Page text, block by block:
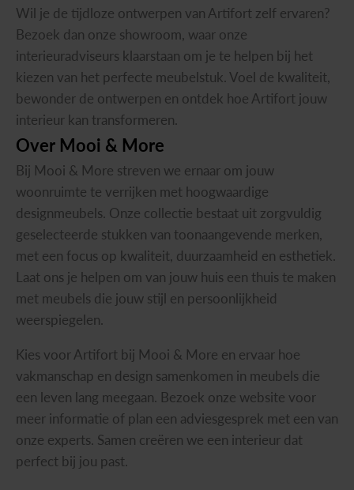
Wil je de tijdloze ontwerpen van Artifort zelf ervaren?
Bezoek dan onze showroom, waar onze
interieuradviseurs klaarstaan om je te helpen bij het
kiezen van het perfecte meubelstuk. Voel de kwaliteit,
bewonder de ontwerpen en ontdek hoe Artifort jouw
interieur kan transformeren.
Over Mooi & More
Bij Mooi & More streven we ernaar om jouw
woonruimte te verrijken met hoogwaardige
designmeubels. Onze collectie bestaat uit zorgvuldig
geselecteerde stukken van toonaangevende merken,
met een focus op kwaliteit, duurzaamheid en esthetiek.
Laat ons je helpen om van jouw huis een thuis te maken
met meubels die jouw stijl en persoonlijkheid
weerspiegelen.
Kies voor Artifort bij Mooi & More en ervaar hoe
vakmanschap en design samenkomen in meubels die
een leven lang meegaan. Bezoek onze website voor
meer informatie of plan een adviesgesprek met een van
onze experts. Samen creëren we een interieur dat
perfect bij jou past.